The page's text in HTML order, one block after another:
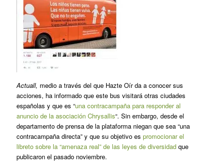
Actuall, medio a través del que Hazte Oír da a conocer sus
acciones, ha informado que este bus visitará otras ciudades
españolas y que es “una contracampaña para responder al
anuncio de la asociación Chrysallis“. Sin embargo, desde el
departamento de prensa de la plataforma niegan que sea “una
contracampaña directa” y que su objetivo es promocionar el
libreto sobre la “amenaza real” de las leyes de diversidadque
publicaron el pasado noviembre.